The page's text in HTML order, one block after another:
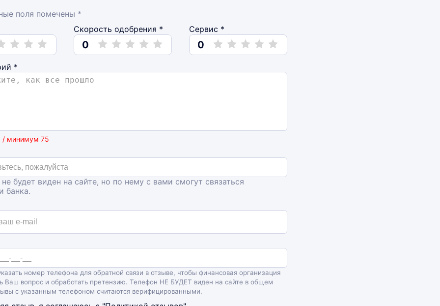
поля помечены *
Скорость одобрения *
0
Сервис *
0
*
/ минимум 75
будет виден на сайте, но по нему с вами смогут связаться
банка.
номер телефона для обратной связи в отзыве, чтобы финансовая организация
Ваш вопрос и обработать претензию. Телефон НЕ БУДЕТ виден на сайте в общем
с указанным телефоном считаются верифицированными.